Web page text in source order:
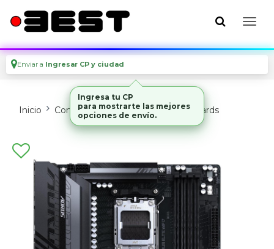
Enviar a Ingresar CP y ciudad
Inicio Componentes De Pc Motherboards
Ingresa tu CP
para mostrarte las mejores
opciones de envío.